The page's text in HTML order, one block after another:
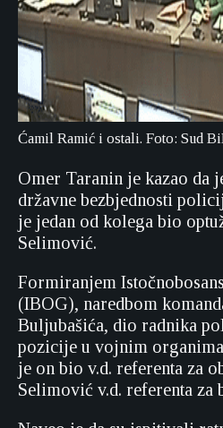
Ćamil Ramić i ostali. Foto: Sud
Omer Taranin je kazao da
državne bezbjednosti
je jedan od kolega bio
Selimović.
Formiranjem
(IBOG), naredbom
Buljubašića, dio radnika
pozicije u vojnim
je on bio v.d. referenta za
Selimović v.d. referenta za